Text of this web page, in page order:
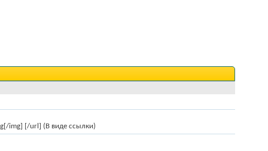
img] [/url] (В виде ссылки)